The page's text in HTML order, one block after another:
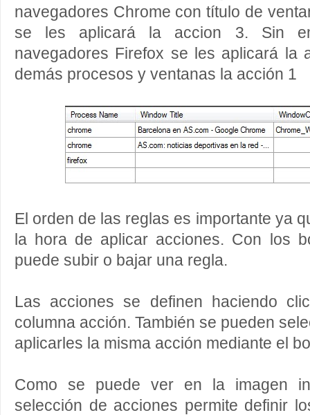
navegadores Chrome con título de
se les aplicará la accion 3. Sin
navegadores Firefox se les aplicará la
demás procesos y ventanas la acción 1
El orden de las reglas es importante ya
la hora de aplicar acciones. Con los
puede subir o bajar una regla.
Las acciones se definen haciendo
columna acción. También se pueden
aplicarles la misma acción mediante el
Como se puede ver en la imagen
selección de acciones permite definir